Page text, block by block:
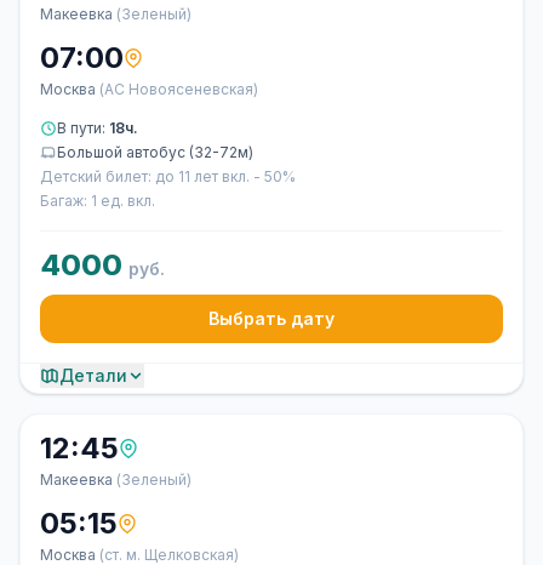
Макеевка (Зеленый)
07:00
Москва (АС Новоясеневская)
В пути: 18ч.
Большой автобус (32-72м)
Детский билет: до 11 лет вкл. - 50%
Багаж: 1 ед. вкл.
4000 руб.
Выбрать дату
Детали
12:45
Макеевка (Зеленый)
05:15
Москва (ст. м. Щелковская)